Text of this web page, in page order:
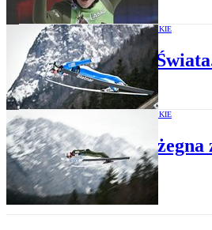
SKOKI NARCIARSKIE
Puchar
SKOKI NARCIARSKIE
Planica